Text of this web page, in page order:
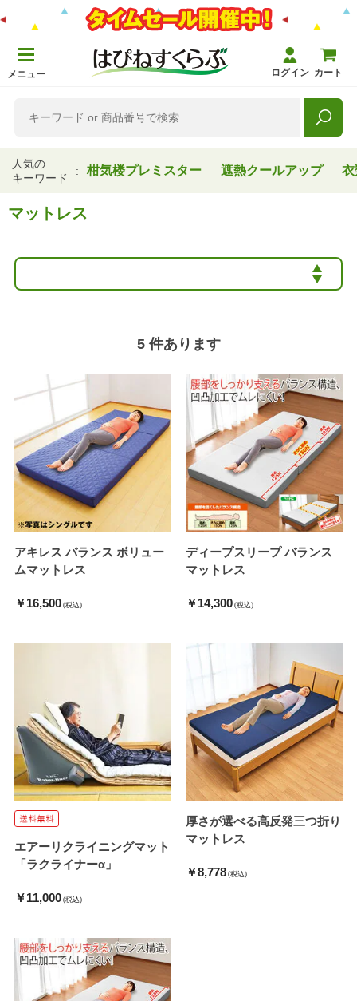
メニュー ログイン カート
人気の
キーワード
柑気楼プレミスター 遮熱クールアップ 衣
マットレス
5 件あります
アキレス バランス ボリュー
ムマットレス
￥16,500 (税込)
ディープスリープ バランス
マットレス
￥14,300 (税込)
エアーリクライニングマット
「ラクライナーα」
￥11,000 (税込)
厚さが選べる高反発三つ折り
マットレス
￥8,778 (税込)